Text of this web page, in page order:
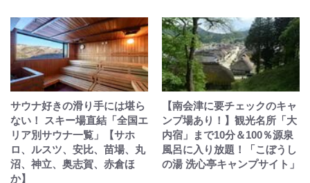
サウナ好きの滑り手には堪ら
ない！ スキー場直結「全国エ
リア別サウナ一覧」【サホ
ロ、ルスツ、安比、苗場、丸
沼、神立、奥志賀、赤倉ほ
か】
【南会津に要チェックのキャ
ンプ場あり！】観光名所「大
内宿」まで10分＆100％源泉
風呂に入り放題！「こぼうし
の湯 洗心亭キャンプサイト」